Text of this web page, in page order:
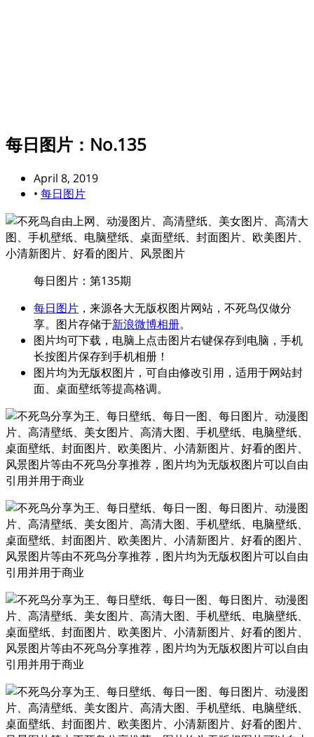
每日图片：No.135
April 8, 2019
• 每日图片
每日图片：第135期
每日图片 ，来源各大无版权图片网站，不死鸟仅做分
享。图片存储于新浪微博相册。
图片均可下载，电脑上点击图片右键保存到电脑，手机
长按图片保存到手机相册！
图片均为无版权图片，可自由修改引用，适用于网站封
面、桌面壁纸等提高格调。